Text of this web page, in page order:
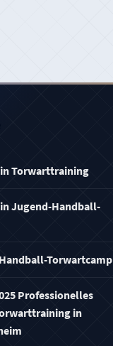
Torwarttraining
Jugend-Handball-
Torwartcamp
Professionelles
in